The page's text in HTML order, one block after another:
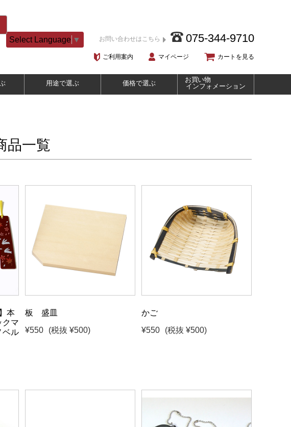
Select Language ▼ お問い合わせはこちら 075-344-9710
ご利用案内 マイページ カートを見る
用途で選ぶ 価格で選ぶ
お買い物
インフォメーション
品一覧
本
クマ
ベル
板 盛皿
¥550
(税抜 ¥500)
かご
¥550
(税抜 ¥500)